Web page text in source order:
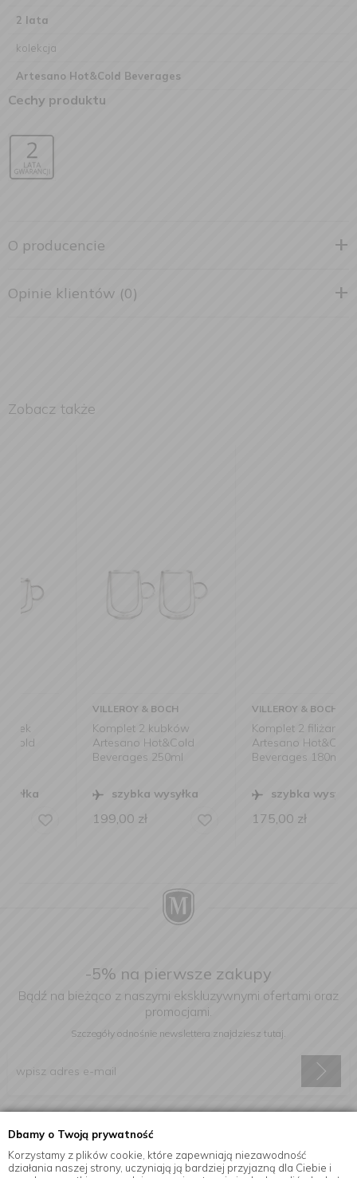
Dbamy o Twoją prywatność
Korzystamy z plików cookie, które zapewniają niezawodność
działania naszej strony, uczyniają ją bardziej przyjazną dla Ciebie i
2 lata
kolekcja
Artesano Hot&Cold Beverages
Cechy produktu
O producencie
Opinie klientów (0)
Zobacz także
VILLEROY & BOCH
Komplet 2 kubków
Artesano Hot&Cold
Beverages 250ml
szybka wysyłka
199,00
VILLEROY & BOCH
Komplet 2 filiżanek
Artesano Hot&Cold
Beverages 180ml
szybka wysyłka
175,00
-5% na pierwsze zakupy
Bądź na bieżąco z naszymi ekskluzywnymi ofertami oraz
promocjami.
Szczegóły odnośnie newslettera znajdziesz tutaj.
elektroniczną na podany adres e-mail.